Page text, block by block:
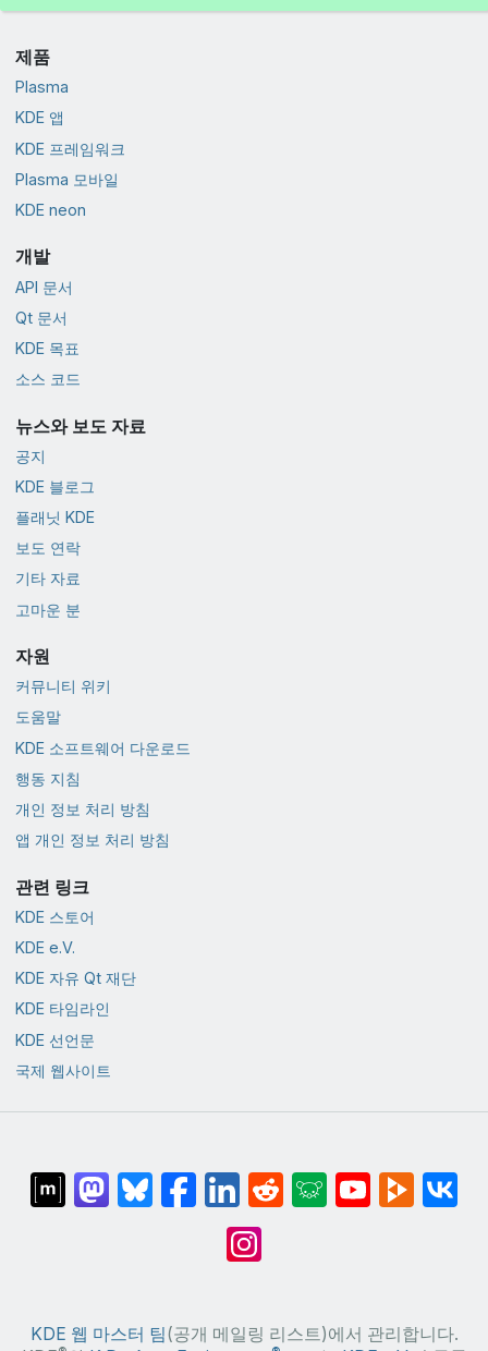
제품
Plasma
KDE 앱
KDE 프레임워크
Plasma 모바일
KDE neon
개발
API 문서
Qt 문서
KDE 목표
소스 코드
뉴스와 보도 자료
공지
KDE 블로그
플래닛 KDE
보도 연락
기타 자료
고마운 분
자원
커뮤니티 위키
도움말
KDE 소프트웨어 다운로드
행동 지침
개인 정보 처리 방침
앱 개인 정보 처리 방침
관련 링크
KDE 스토어
KDE e.V.
KDE 자유 Qt 재단
KDE 타임라인
KDE 선언문
국제 웹사이트
KDE 웹 마스터 팀(공개 메일링 리스트)에서 관리합니다.